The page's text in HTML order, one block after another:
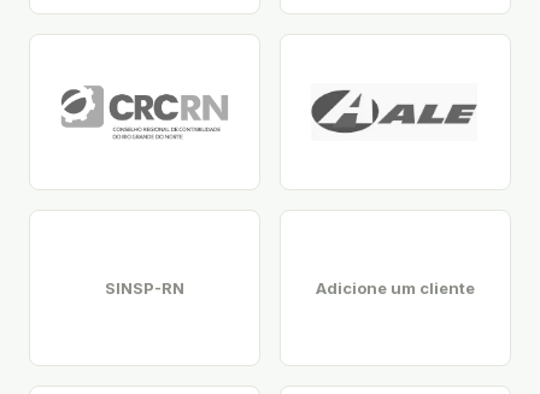
SINSP-RN Adicione um cliente